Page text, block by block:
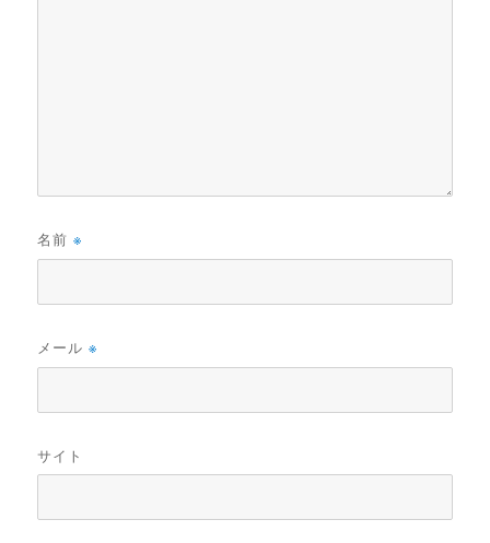
名前※
メール※
サイト